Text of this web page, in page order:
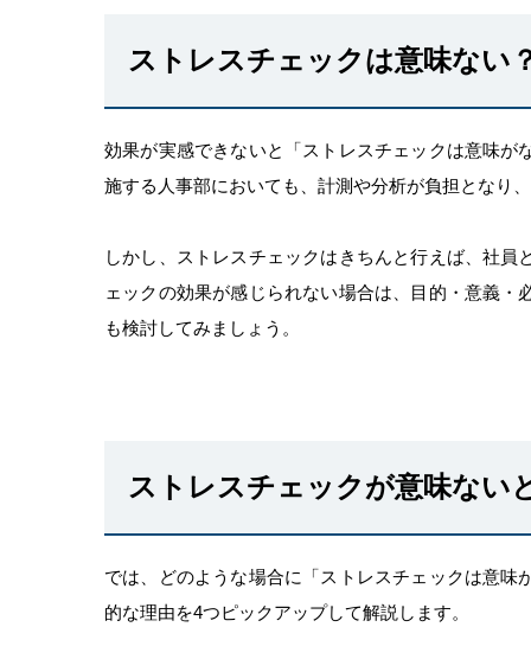
ストレスチェックは意味ない
効果が実感できないと「ストレスチェックは意味
施する人事部においても、計測や分析が負担となり
しかし、ストレスチェックはきちんと行えば、社
ェックの効果が感じられない場合は、目的・意義
も検討してみましょう。
ストレスチェックが意味ない
では、どのような場合に「ストレスチェックは意
的な理由を4つピックアップして解説します。